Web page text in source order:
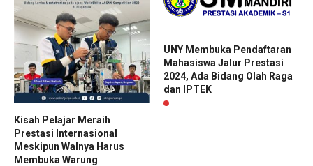
Kisah Pelajar Meraih
Prestasi Internasional
Meskipun Walnya Harus
Membuka Warung
UNY Membuka Pendaftaran
Mahasiswa Jalur Prestasi
2024, Ada Bidang Olah Raga
dan IPTEK